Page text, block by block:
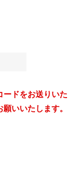
ドをお送りいた
いいたします。